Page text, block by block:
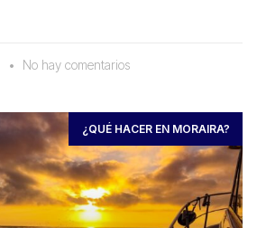
No hay comentarios
¿QUÉ HACER EN MORAIRA?